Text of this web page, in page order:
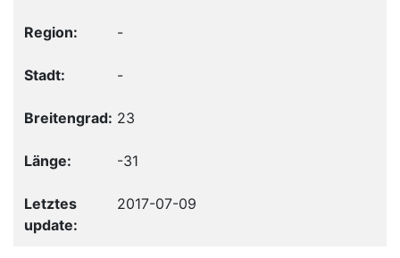
-
-
23
-31
2017-07-09